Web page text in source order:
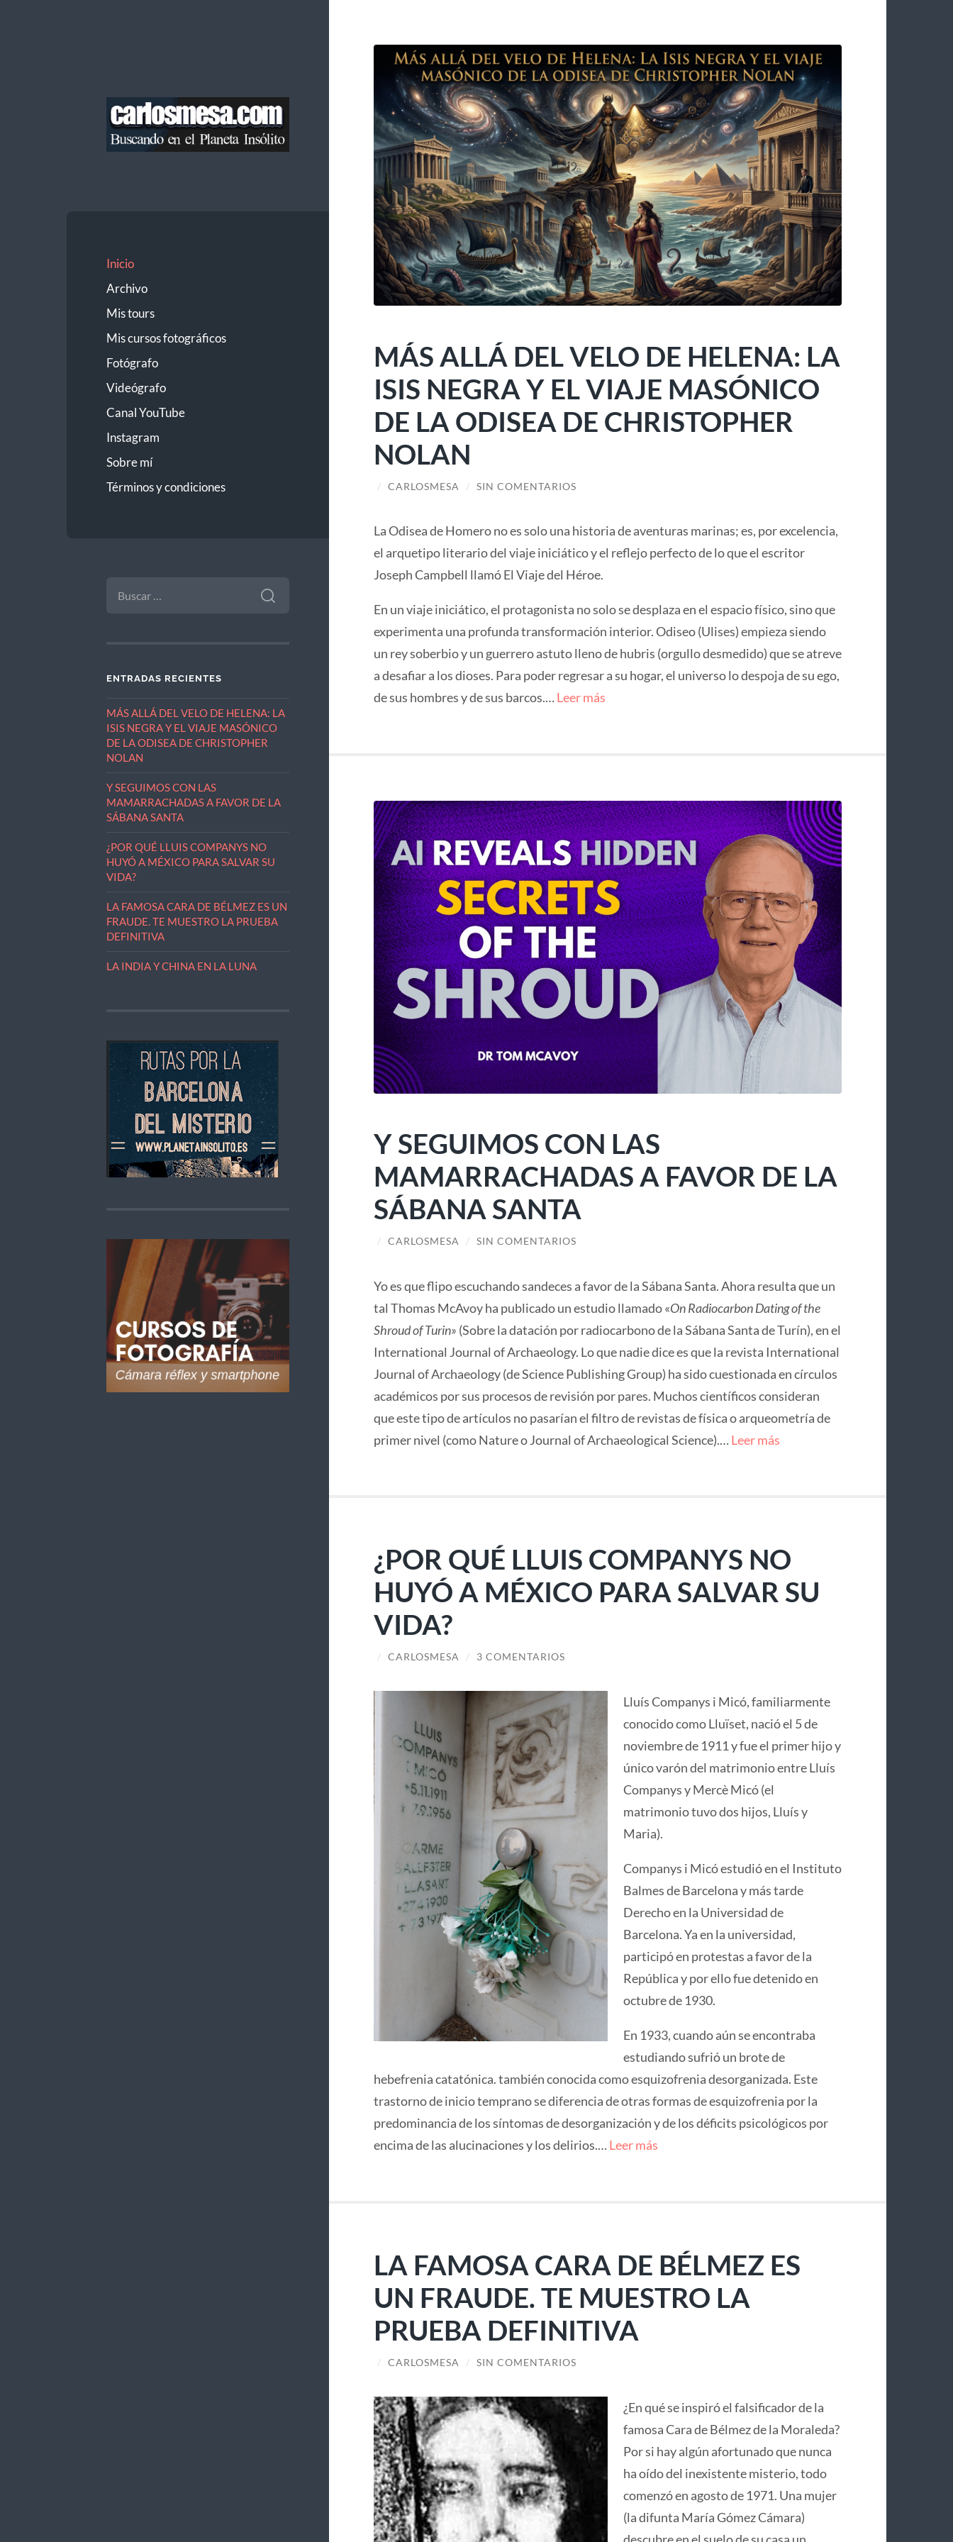
Inicio
Archivo
Mis tours
Mis cursos fotográficos
Fotógrafo
Videógrafo
Canal YouTube
Instagram
Sobre mí
Términos y condiciones
ENTRADAS RECIENTES
MÁS ALLÁ DEL VELO DE HELENA: LA
ISIS NEGRA Y EL VIAJE MASÓNICO
DE LA ODISEA DE CHRISTOPHER
NOLAN
Y SEGUIMOS CON LAS
MAMARRACHADAS A FAVOR DE LA
SÁBANA SANTA
¿POR QUÉ LLUIS COMPANYS NO
HUYÓ A MÉXICO PARA SALVAR SU
VIDA?
LA FAMOSA CARA DE BÉLMEZ ES UN
FRAUDE. TE MUESTRO LA PRUEBA
DEFINITIVA
LA INDIA Y CHINA EN LA LUNA
MÁS ALLÁ DEL VELO DE HELENA: LA
ISIS NEGRA Y EL VIAJE MASÓNICO
DE LA ODISEA DE CHRISTOPHER
NOLAN
/ CARLOSMESA / SIN COMENTARIOS
La Odisea de Homero no es solo una historia de aventuras marinas; es, por excelencia,
el arquetipo literario del viaje iniciático y el reflejo perfecto de lo que el escritor
Joseph Campbell llamó El Viaje del Héroe.
En un viaje iniciático, el protagonista no solo se desplaza en el espacio físico, sino que
experimenta una profunda transformación interior. Odiseo (Ulises) empieza siendo
un rey soberbio y un guerrero astuto lleno de hubris (orgullo desmedido) que se atreve
a desafiar a los dioses. Para poder regresar a su hogar, el universo lo despoja de su ego,
de sus hombres y de sus barcos.…Leer más
Y SEGUIMOS CON LAS
MAMARRACHADAS A FAVOR DE LA
SÁBANA SANTA
/ CARLOSMESA / SIN COMENTARIOS
Yo es que flipo escuchando sandeces a favor de la Sábana Santa. Ahora resulta que un
tal Thomas McAvoy ha publicado un estudio llamado «On Radiocarbon Dating of the
Shroud of Turin» (Sobre la datación por radiocarbono de la Sábana Santa de Turín), en el
International Journal of Archaeology. Lo que nadie dice es que la revista International
Journal of Archaeology (de Science Publishing Group) ha sido cuestionada en círculos
académicos por sus procesos de revisión por pares. Muchos científicos consideran
que este tipo de artículos no pasarían el filtro de revistas de física o arqueometría de
primer nivel (como Nature o Journal of Archaeological Science).…Leer más
¿POR QUÉ LLUIS COMPANYS NO
HUYÓ A MÉXICO PARA SALVAR SU
VIDA?
/ CARLOSMESA / 3 COMENTARIOS
Lluís Companys i Micó, familiarmente
conocido como Lluïset, nació el 5 de
noviembre de 1911 y fue el primer hijo y
único varón del matrimonio entre Lluís
Companys y Mercè Micó (el
matrimonio tuvo dos hijos, Lluís y
Maria).
Companys i Micó estudió en el Instituto
Balmes de Barcelona y más tarde
Derecho en la Universidad de
Barcelona. Ya en la universidad,
participó en protestas a favor de la
República y por ello fue detenido en
octubre de 1930.
En 1933, cuando aún se encontraba
estudiando sufrió un brote de
hebefrenia catatónica. también conocida como esquizofrenia desorganizada. Este
trastorno de inicio temprano se diferencia de otras formas de esquizofrenia por la
predominancia de los síntomas de desorganización y de los déficits psicológicos por
encima de las alucinaciones y los delirios.…Leer más
LA FAMOSA CARA DE BÉLMEZ ES
UN FRAUDE. TE MUESTRO LA
PRUEBA DEFINITIVA
/ CARLOSMESA / SIN COMENTARIOS
¿En qué se inspiró el falsificador de la
famosa Cara de Bélmez de la Moraleda?
Por si hay algún afortunado que nunca
ha oído del inexistente misterio, todo
comenzó en agosto de 1971. Una mujer
(la difunta María Gómez Cámara)